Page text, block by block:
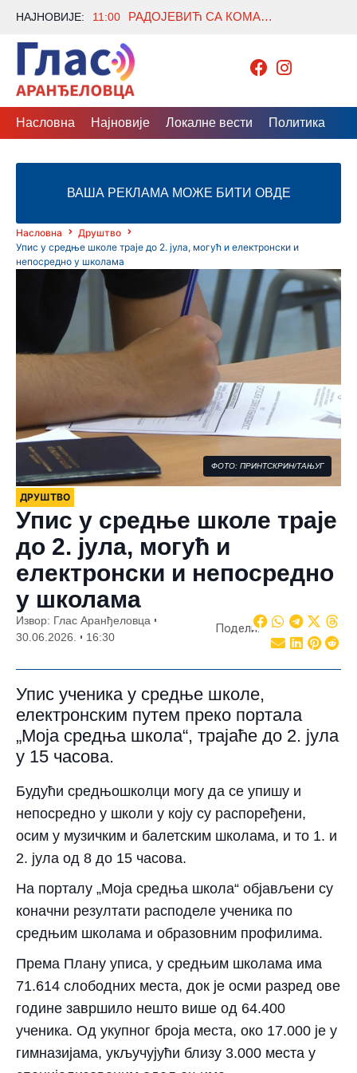
НАЈНОВИЈЕ: 11:00 РАДОЈЕВИЋ СА КОМАНДАНТОМ КФОР-А О БЕЗБЕДНОСТИ И ПРОБЛЕМИМА ГРАЂАНА СЕВЕРНЕ МИТРОВИЦЕ
Насловна Најновије Локалне вести Политика
ВАША РЕКЛАМА МОЖЕ БИТИ ОВДЕ
Насловна
Друштво
Упис у средње школе траје до 2. јула, могућ и електронски и
непосредно у школама
ФОТО: ПРИНТСКРИН/ТАЊУГ
ДРУШТВО
Упис у средње школе траје
до 2. јула, могућ и
електронски и непосредно
у школама
Извор: Глас Аранђеловца
30.06.2026.
16:30
Подели:
Упис ученика у средње школе,
електронским путем преко портала
„Моја средња школа“, трајаће до 2. јула
у 15 часова.
Будући средњошколци могу да се упишу и
непосредно у школи у коју су распоређени,
осим у музичким и балетским школама, и то 1. и
2. јула од 8 до 15 часова.
На порталу „Моја средња школа“ објављени су
коначни резултати расподеле ученика по
средњим школама и образовним профилима.
Према Плану уписа, у средњим школама има
71.614 слободних места, док је осми разред ове
године завршило нешто више од 64.400
ученика. Од укупног броја места, око 17.000 је у
гимназијама, укључујући близу 3.000 места у